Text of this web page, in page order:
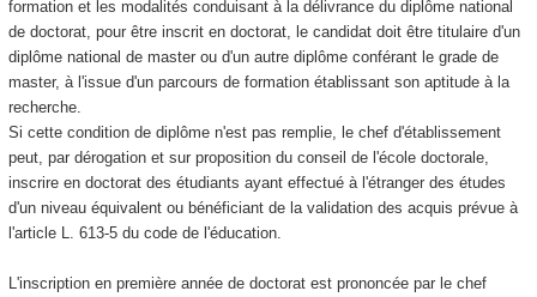
formation et les modalités conduisant à la délivrance du diplôme national
de doctorat, pour être inscrit en doctorat, le candidat doit être titulaire d'un
diplôme national de master ou d'un autre diplôme conférant le grade de
master, à l'issue d'un parcours de formation établissant son aptitude à la
recherche.
Si cette condition de diplôme n'est pas remplie, le chef d'établissement
peut, par dérogation et sur proposition du conseil de l'école doctorale,
inscrire en doctorat des étudiants ayant effectué à l'étranger des études
d'un niveau équivalent ou bénéficiant de la validation des acquis prévue à
l'article L. 613-5 du code de l'éducation.
L'inscription en première année de doctorat est prononcée par le chef